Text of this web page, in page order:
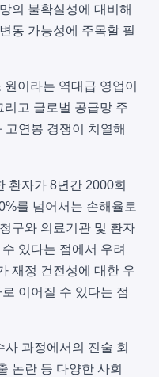
의 불확실성에 대비해
동 가능성에 주목할 필
이라는 역대급 영업이
고 글로벌 공급망 주
고연봉 경쟁이 치열해
환자가 8년간 2000회
를 넘어서는 손해율로
구와 의료기관 및 환자
있다는 점에서 우려
재정 건전성에 대한 우
이어질 수 있다는 점
과정에서의 진술 회
논란 등 다양한 사회